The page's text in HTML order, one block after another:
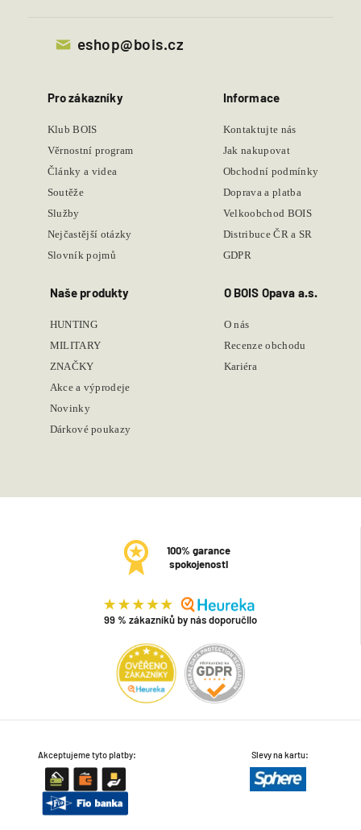
eshop@bois.cz
Pro zákazníky
Klub BOIS
Věrnostní program
Články a videa
Soutěže
Služby
Nejčastější otázky
Slovník pojmů
Informace
Kontaktujte nás
Jak nakupovat
Obchodní podmínky
Doprava a platba
Velkoobchod BOIS
Distribuce ČR a SR
GDPR
Naše produkty
HUNTING
MILITARY
ZNAČKY
Akce a výprodeje
Novinky
Dárkové poukazy
O BOIS Opava a.s.
O nás
Recenze obchodu
Kariéra
100% garance
spokojenosti
99 % zákazníků by nás doporučilo
Akceptujeme tyto platby: Slevy na kartu: